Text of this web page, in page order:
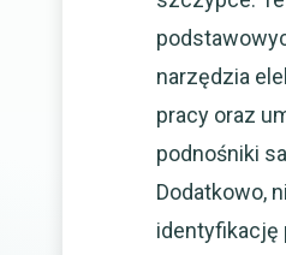
narzędzia
pracy oraz
podnośniki
Dodatkowo,
identyfikację